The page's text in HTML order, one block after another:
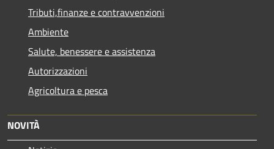
Tributi,finanze e contravvenzioni
Ambiente
Salute, benessere e assistenza
Autorizzazioni
Agricoltura e pesca
NOVITÀ